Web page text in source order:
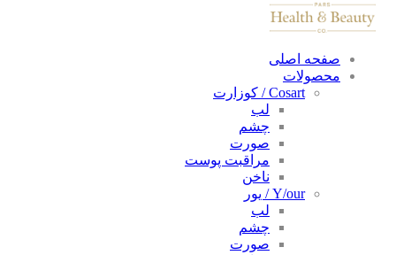
صفحه اصلی
محصولات
Cosart / کوزارت
لب
چشم
صورت
مراقبت پوست
ناخن
Y/our / یور
لب
چشم
صورت